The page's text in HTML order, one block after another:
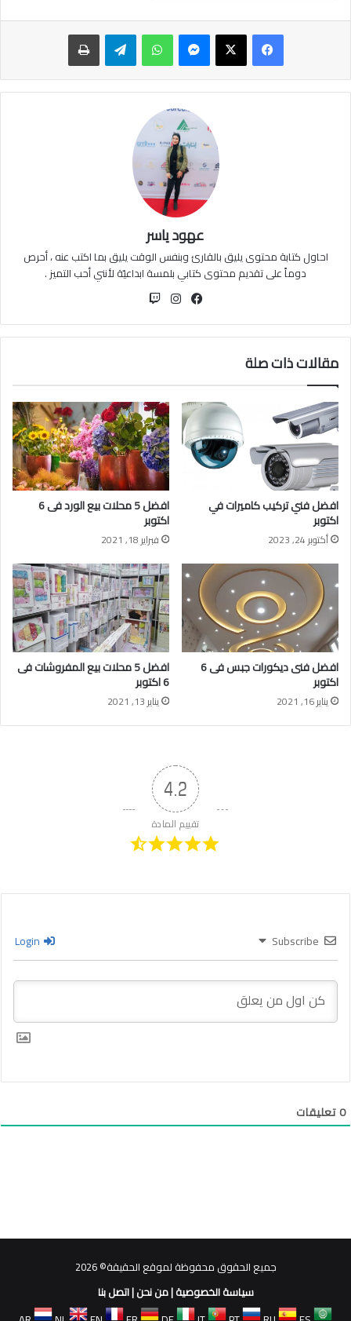
ماسنجر واتساب تيلقرام طباعة
عهود ياسر
احاول كتابة محتوى يليق بالقارئ وبنفس الوقت يليق بما اكتب عنه ، أحرص
دوماً على تقديم محتوى كتابي بلمسة ابداعيّة لأنني أحب التميز .
فيسبوكانستقرام
مقالات ذات صلة
افضل فني تركيب كاميرات في
اكتوبر
أكتوبر 24, 2023
افضل 5 محلات بيع الورد فى 6
اكتوبر
فبراير 18, 2021
افضل فنى ديكورات جبس فى 6
اكتوبر
يناير 16, 2021
افضل 5 محلات بيع المفروشات فى
6 اكتوبر
يناير 13, 2021
4.2
تقييم المادة
Subscribe
0تعليقات
جميع الحقوق محفوظة لموقع الحقيقة© 2026
سياسة الخصوصية|من نحن|اتصل بنا